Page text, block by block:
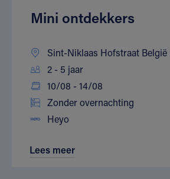
Mini ontdekkers
Sint-Niklaas Hofstraat België
2 - 5 jaar
10/08 - 14/08
Zonder overnachting
Heyo
Lees meer